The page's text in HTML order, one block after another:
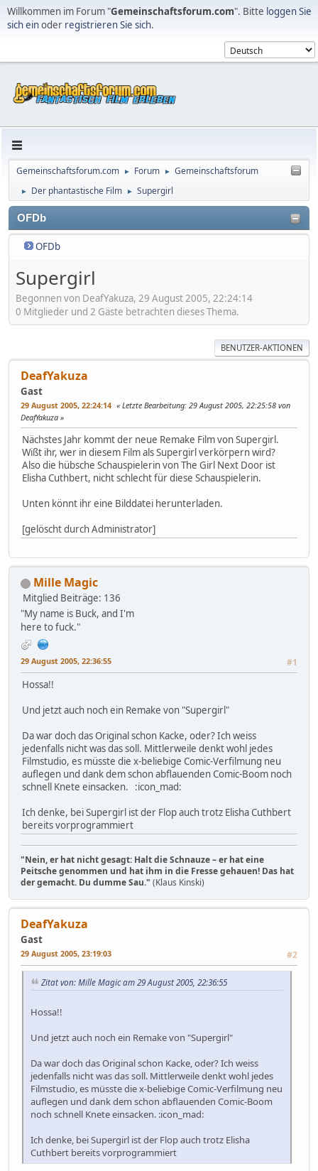
Willkommen im Forum "Gemeinschaftsforum.com". Bitte loggen Sie
sich einoder registrieren Sie sich.
Gemeinschaftsforum.com ► Forum ► Gemeinschaftsforum
► Der phantastische Film ► Supergirl
OFDb
OFDb
Supergirl
Begonnen von DeafYakuza, 29 August 2005, 22:24:14
0 Mitglieder und 2 Gäste betrachten dieses Thema.
BENUTZER-AKTIONEN
DeafYakuza
Gast
29 August 2005, 22:24:14 Letzte Bearbeitung: 29 August 2005, 22:25:58 von
DeafYakuza
Nächstes Jahr kommt der neue Remake Film von Supergirl.
Wißt ihr, wer in diesem Film als Supergirl verkörpern wird?
Also die hübsche Schauspielerin von The Girl Next Door ist
Elisha Cuthbert, nicht schlecht für diese Schauspielerin.
Unten könnt ihr eine Bilddatei herunterladen.
[gelöscht durch Administrator]
Mille Magic
Mitglied Beiträge: 136
"My name is Buck, and I'm
here to fuck."
29 August 2005, 22:36:55 #1
Hossa!!
Und jetzt auch noch ein Remake von "Supergirl"
Da war doch das Original schon Kacke, oder? Ich weiss
jedenfalls nicht was das soll. Mittlerweile denkt wohl jedes
Filmstudio, es müsste die x-beliebige Comic-Verfilmung neu
auflegen und dank dem schon abflauenden Comic-Boom noch
schnell Knete einsacken. :icon_mad:
Ich denke, bei Supergirl ist der Flop auch trotz Elisha Cuthbert
bereits vorprogrammiert
"Nein, er hat nicht gesagt: Halt die Schnauze – er hat eine
Peitsche genommen und hat ihm in die Fresse gehauen! Das hat
der gemacht. Du dumme Sau." (Klaus Kinski)
DeafYakuza
Gast
29 August 2005, 23:19:03 #2
Zitat von: Mille Magic am 29 August 2005, 22:36:55
Hossa!!
Und jetzt auch noch ein Remake von "Supergirl"
Da war doch das Original schon Kacke, oder? Ich weiss
jedenfalls nicht was das soll. Mittlerweile denkt wohl jedes
Filmstudio, es müsste die x-beliebige Comic-Verfilmung neu
auflegen und dank dem schon abflauenden Comic-Boom
noch schnell Knete einsacken. :icon_mad:
Ich denke, bei Supergirl ist der Flop auch trotz Elisha
Cuthbert bereits vorprogrammiert